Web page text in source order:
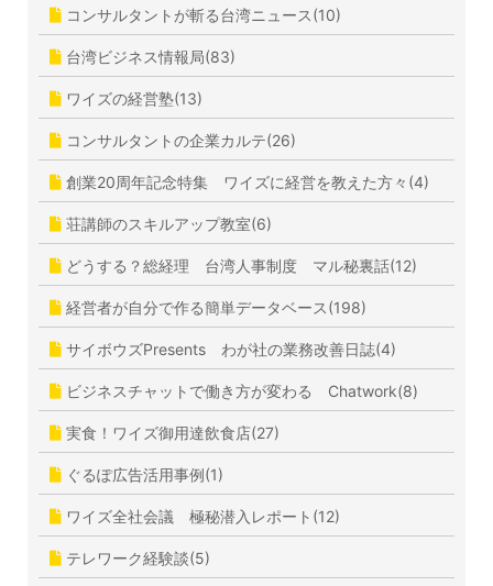
コンサルタントが斬る台湾ニュース(10)
台湾ビジネス情報局(83)
ワイズの経営塾(13)
コンサルタントの企業カルテ(26)
創業20周年記念特集 ワイズに経営を教えた方々(4)
荘講師のスキルアップ教室(6)
どうする？総経理 台湾人事制度 マル秘裏話(12)
経営者が自分で作る簡単データベース(198)
サイボウズPresents わが社の業務改善日誌(4)
ビジネスチャットで働き方が変わる Chatwork(8)
実食！ワイズ御用達飲食店(27)
ぐるぽ広告活用事例(1)
ワイズ全社会議 極秘潜入レポート(12)
テレワーク経験談(5)